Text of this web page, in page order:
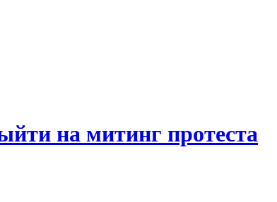
на митинг протеста